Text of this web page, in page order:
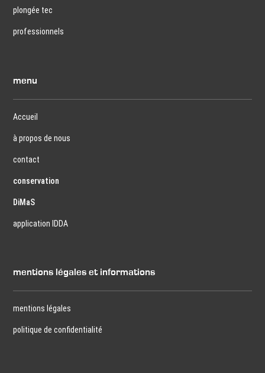
plongée tec
professionnels
menu
Accueil
à propos de nous
contact
conservation
DiMaS
application IDDA
mentions légales et informations
mentions légales
politique de confidentialité